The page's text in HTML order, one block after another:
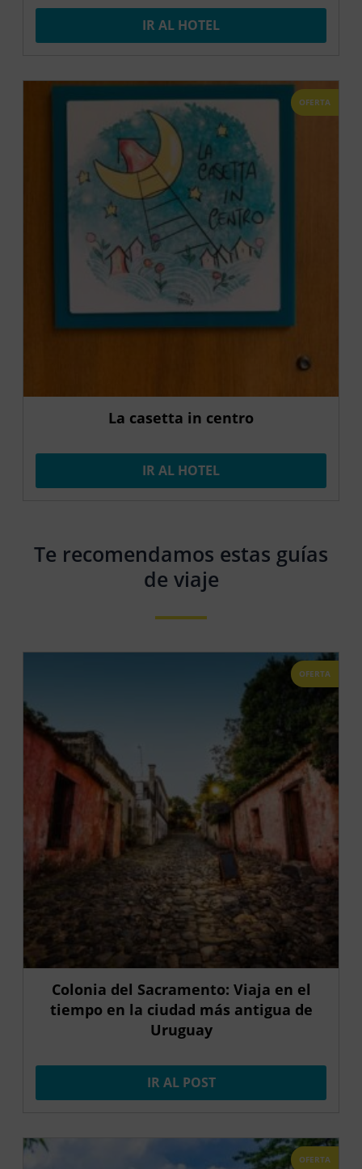
IR AL HOTEL
OFERTA
La casetta in centro
IR AL HOTEL
Te recomendamos estas guías
de viaje
OFERTA
Colonia del Sacramento: Viaja en el
tiempo en la ciudad más antigua de
Uruguay
IR AL POST
OFERTA